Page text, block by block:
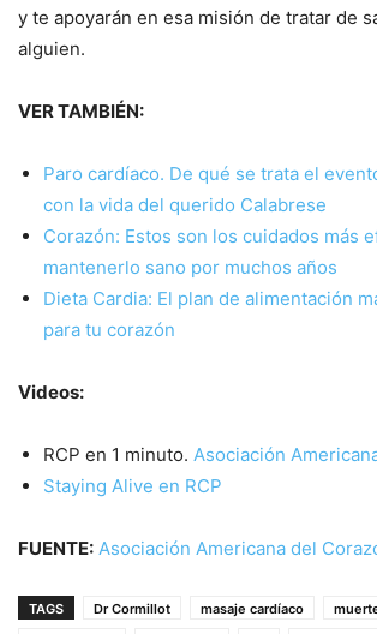
y te apoyarán en esa misión de tratar de
alguien.
VER TAMBIÉN:
Paro cardíaco. De qué se trata el
con la vida del querido Calabrese
Corazón: Estos son los cuidados más
mantenerlo sano por muchos años
Dieta Cardia: El plan de alimentación
para tu corazón
Videos:
RCP en 1 minuto. Asociación
Staying Alive en RCP
FUENTE: Asociación Americana del
TAGS Dr Cormillot masaje cardíaco